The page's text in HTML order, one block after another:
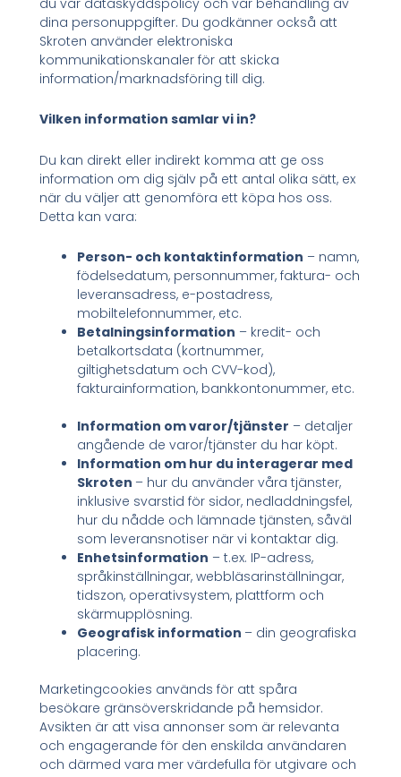
dina personuppgifter. Du godkänner också att
Skroten använder elektroniska
kommunikationskanaler för att skicka
information/marknadsföring till dig.
Vilken information samlar vi in?
Du kan direkt eller indirekt komma att ge oss
information om dig själv på ett antal olika sätt, ex
när du väljer att genomföra ett köpa hos oss.
Detta kan vara:
Person- och kontaktinformation – namn,
födelsedatum, personnummer, faktura- och
leveransadress, e-postadress,
mobiltelefonnummer, etc.
Betalningsinformation – kredit- och
betalkortsdata (kortnummer,
giltighetsdatum och CVV-kod),
fakturainformation, bankkontonummer, etc.
Information om varor/tjänster – detaljer
angående de varor/tjänster du har köpt.
Information om hur du interagerar med
Skroten – hur du använder våra tjänster,
inklusive svarstid för sidor, nedladdningsfel,
hur du nådde och lämnade tjänsten, såväl
som leveransnotiser när vi kontaktar dig.
Enhetsinformation – t.ex. IP-adress,
språkinställningar, webbläsarinställningar,
tidszon, operativsystem, plattform och
skärmupplösning.
Geografisk information – din geografiska
placering.
Marketingcookies används för att spåra
besökare gränsöverskridande på hemsidor.
Avsikten är att visa annonser som är relevanta
och engagerande för den enskilda användaren
och därmed vara mer värdefulla för utgivare och